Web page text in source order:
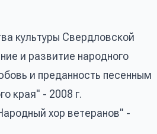
культуры Свердловской
и развитие народного
и преданность песенным
края" - 2008 г.
хор ветеранов" -